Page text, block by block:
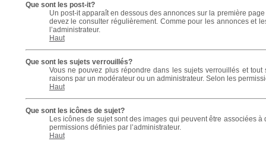
Que sont les post-it?
Un post-it apparaît en dessous des annonces sur la première
devez le consulter régulièrement. Comme pour les annonces et
l’administrateur.
Haut
Que sont les sujets verrouillés?
Vous ne pouvez plus répondre dans les sujets verrouillés et
raisons par un modérateur ou un administrateur. Selon les
Haut
Que sont les icônes de sujet?
Les icônes de sujet sont des images qui peuvent être associées
permissions définies par l’administrateur.
Haut